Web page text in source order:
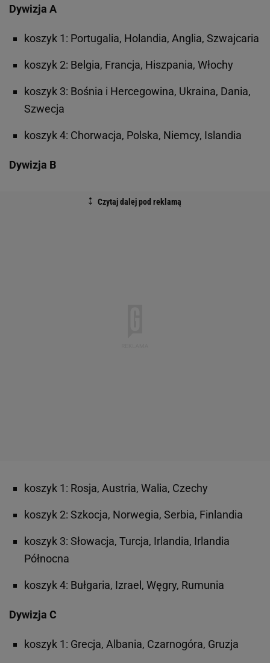
Dywizja A
koszyk 1: Portugalia, Holandia, Anglia, Szwajcaria
koszyk 2: Belgia, Francja, Hiszpania, Włochy
koszyk 3: Bośnia i Hercegowina, Ukraina, Dania,
Szwecja
koszyk 4: Chorwacja, Polska, Niemcy, Islandia
Dywizja B
koszyk 1: Rosja, Austria, Walia, Czechy
koszyk 2: Szkocja, Norwegia, Serbia, Finlandia
koszyk 3: Słowacja, Turcja, Irlandia, Irlandia
Północna
koszyk 4: Bułgaria, Izrael, Węgry, Rumunia
Dywizja C
koszyk 1: Grecja, Albania, Czarnogóra, Gruzja